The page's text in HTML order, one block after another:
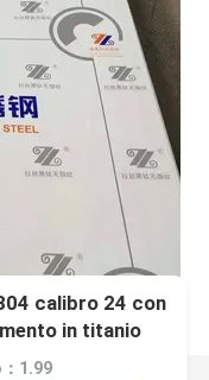
calibro 24 con
in titanio
1.99